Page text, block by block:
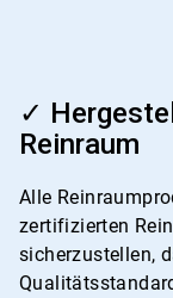
✓
Reinraum
Alle
zertifizierten
sicherzustellen,